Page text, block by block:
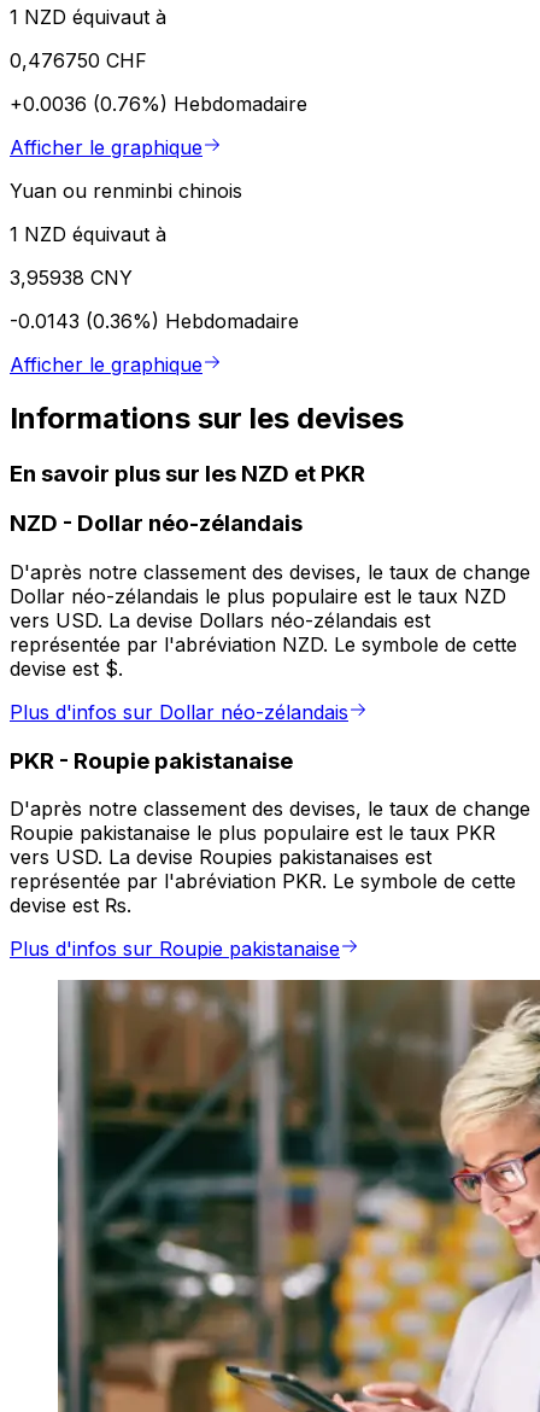
1 NZD équivaut à
0,476750 CHF
+0.0036 (0.76%) Hebdomadaire
Afficher le graphique
Yuan ou renminbi chinois
1 NZD équivaut à
3,95938 CNY
-0.0143 (0.36%) Hebdomadaire
Afficher le graphique
Informations sur les devises
En savoir plus sur les NZD et PKR
NZD - Dollar néo-zélandais
D'après notre classement des devises, le taux de change
Dollar néo-zélandais le plus populaire est le taux NZD
vers USD. La devise Dollars néo-zélandais est
représentée par l'abréviation NZD. Le symbole de cette
devise est $.
Plus d'infos sur Dollar néo-zélandais
PKR - Roupie pakistanaise
D'après notre classement des devises, le taux de change
Roupie pakistanaise le plus populaire est le taux PKR
vers USD. La devise Roupies pakistanaises est
représentée par l'abréviation PKR. Le symbole de cette
devise est ₨.
Plus d'infos sur Roupie pakistanaise